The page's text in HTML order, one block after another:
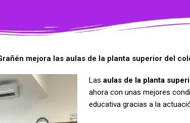
mejora las aulas de la planta superior del
Las aulas de la planta
ahora con unas mejores
educativa gracias a la